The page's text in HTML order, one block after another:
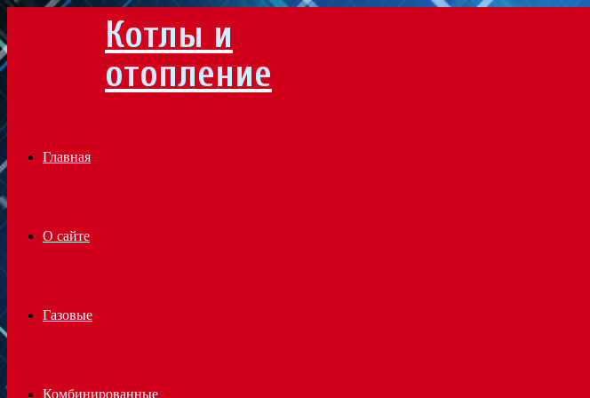
Menu
Котлы и
отопление
Главная
О сайте
Газовые
Комбинированные